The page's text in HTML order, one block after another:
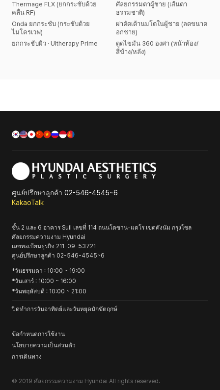
Thermage FLX (ยกกระชับด้วย
คลื่น RF)
Onda ยกกระชับ (กระชับด้วย
ไมโครเวฟ)
ยกกระชับผิว · Ultherapy Prime
ศัลยกรรมตาผู้ชาย (เส้นตา
ธรรมชาติ)
ผ่าตัดเต้านมโตในผู้ชาย (ลดขนาด
อกชาย)
ดูดไขมัน 360 องศา (หน้าท้อง/
สีข้าง/หลัง)
ศูนย์ปรึกษาลูกค้า 02-546-4545~6
KakaoTalk
ชั้น 2 และ 6 อาคาร Suil เลขที่ 114 ถนนโดซาน-แดโร เขตคังนัม กรุงโซล
ศัลยกรรมความงาม Hyundai
เลขทะเบียนธุรกิจ 211-09-53721
ศูนย์ปรึกษาลูกค้า 02-546-4545~6
*วันธรรมดา : 10:00 ~ 19:00
*วันเสาร์ : 10:00 ~ 16:00
*วันพฤหัสบดี : 10:00 ~ 21:00
ปิดทำการวันอาทิตย์และวันหยุดนักขัตฤกษ์
ข้อกำหนดการใช้งาน
นโยบายความเป็นส่วนตัว
การเดินทาง
© 2019 ศัลยกรรมความงาม Hyundai All rights reserved.